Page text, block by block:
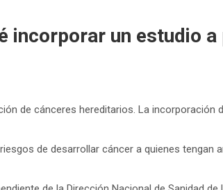
incorporar un estudio
de cánceres hereditarios. La
de desarrollar cáncer a quienes